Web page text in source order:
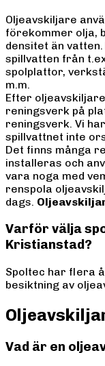
Oljeavskiljare
förekommer olja,
densitet än
spillvatten från
spolplattor,
m.m.
Efter
reningsverk på
reningsverk. Vi
spillvattnet inte
Det finns många
installeras och
vara noga med
renspola
dags.
Varför välja
Kristianstad?
Spoltec har flera
besiktning av
Vad är en